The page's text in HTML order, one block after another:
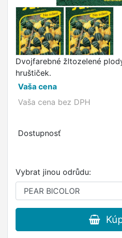
Dvojfarebné žltozelené
hruštiček.
Vaša cena
Vaša cena bez DPH
Dostupnosť
Vybrat jinou odrůdu: